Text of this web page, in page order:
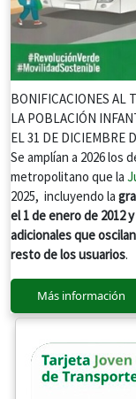
BONIFICACIONES AL
LA POBLACIÓN
EL 31 DE DICIEMBRE
Se amplían a 2026
metropolitano que la
2025, incluyendo la
el 1 de enero de 2012
adicionales que
resto de los usuarios.
Más información